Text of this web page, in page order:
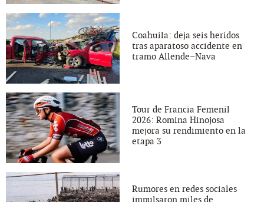
Coahuila: deja seis heridos
tras aparatoso accidente en
tramo Allende–Nava
Tour de Francia Femenil
2026: Romina Hinojosa
mejora su rendimiento en la
etapa 3
Rumores en redes sociales
impulsaron miles de